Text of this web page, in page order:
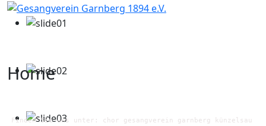
Home
Finden Sie uns unter: chor gesangverein garnberg künzelsau